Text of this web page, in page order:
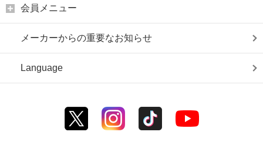
会員メニュー
メーカーからの重要なお知らせ
Language